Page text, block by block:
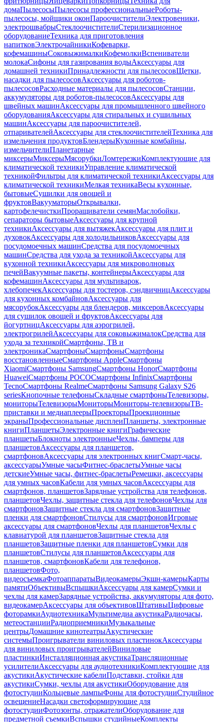
домаПылесосыПылесосы профессиональныеРоботы-
пылесосы, мойщики оконПароочистителиЭлектровеники,
электрошвабрыСтеклоочистителиСтерилизационное
оборудованиеТехника для приготовления
напитковЭлектрочайникиКофеварки,
кофемашиныСоковыжималкиКофемолкиВспениватели
молокаСифоны для газирования водыАксессуары для
домашней техникиПринадлежности для пылесосовЩетки,
насадки для пылесосовАксессуары для роботов-
пылесосовРасходные материалы для пылесосовСтанции,
аккумуляторы для роботов-пылесосовАксессуары для
швейных машинАксессуары для промышленного швейного
оборудованияАксессуары для стиральных и сушильных
машинАксессуары для пароочистителей,
отпаривателейАксессуары для стеклоочистителейТехника для
измельчения продуктовБлендерыКухонные комбайны,
измельчителиПланетарные
миксерыМиксерыМясорубкиЛомтерезкиКомплектующие для
климатической техникиУправление климатической
техникойФильтры для климатической техникиАксессуары для
климатической техникиМелкая техникаВесы кухонные,
бытовыеСушилки для овощей и
фруктовВакууматорыОткрывалки,
картофелечисткиПроращиватели семянМаслобойки,
сепараторы бытовыеАксессуары для крупной
техникиАксессуары для вытяжекАксессуары для плит и
духовокАксессуары для холодильниковАксессуары для
посудомоечных машинСредства для посудомоечных
машинСредства для ухода за техникойАксессуары для
кухонной техникиАксессуары для микроволновых
печейВакуумные пакеты, контейнерыАксессуары для
кофемашинАксессуары для мультиварок,
хлебопечекАксессуары для тостеров, сэндвичницАксессуары
для кухонных комбайновАксессуары для
мясорубокАксессуары для блендеров, миксеровАксессуары
для сушилок овощей и фруктовАксессуары для
йогуртницАксессуары для аэрогрилей,
электрогрилейАксессуары для соковыжималокСредства для
ухода за техникойСмартфоны, ТВ и
электроникаСмартфоныСмартфоныСмартфоны
восстановленныеСмартфоны AppleСмартфоны
XiaomiСмартфоны SamsungСмартфоны HonorСмартфоны
HuaweiСмартфоны POCOСмартфоны InfinixСмартфоны
TecnoСмартфоны RealmeСмартфоны Samsung Galaxy S26
seriesКнопочные телефоныСкладные смартфоныТелевизоры,
мониторыТелевизорыМониторыМониторы-телевизорыТВ-
приставки и медиаплеерыПроекторыПроекционные
экраныПрофессиональные дисплеиПланшеты, электронные
книгиПланшетыЭлектронные книгиГрафические
планшетыБлокноты электронныеЧехлы, бамперы для
планшетовАксессуары для планшетов,
смартфоновАксессуары для электронных книгСмарт-часы,
аксессуарыУмные часыФитнес-браслетыУмные часы
детскиеУмные часы, фитнес-браслетыРемешки, аксессуары
для умных часовКабели для умных часовАксессуары для
смартфонов, планшетовЗарядные устройства для телефонов,
планшетовЧехлы, защитные стекла для телефоновЧехлы для
смартфоновЗащитные стекла для смартфоновЗащитные
пленки для смартфоновСтилусы для смартфоновИгровые
аксессуары для смартфоновЧехлы для планшетовЧехлы с
клавиатурой для планшетовЗащитные стекла для
планшетовЗащитные пленки для планшетовСумки для
планшетовСтилусы для планшетовАксессуары для
планшетов, смартфоновКабели для телефонов,
планшетовФото,
видеосъемкаФотоаппаратыВидеокамерыЭкшн-камерыКарты
памятиОбъективыВспышкиАксессуары для камерСумки и
чехлы для камерЗарядные устройства, аккумуляторы для фото,
видеокамерАксессуары для объективовШтативыЦифровые
фоторамкиАудиотехникаМультимедиа акустикаРадиочасы,
метеостанцииРадиоприемникиМузыкальные
центрыДомашние кинотеатрыАкустические
системыПроигрыватели виниловых пластинокАксессуары
для виниловых проигрывателейВиниловые
пластинкиИнсталляционная акустикаТрансляционные
усилителиАксессуары для аудиотехникиКомплектующие для
акустикиАкустические кабелиПодставки, стойки для
акустикиСумки, чехлы для акустикиОборудование для
фотостудииКольцевые лампыФоны для фотостудииСтудийное
освещениеНасадки светоформирующие для
фотостудииФотозонты, отражателиОборудование для
предметной съемкиВспышки студийныеКомплекты